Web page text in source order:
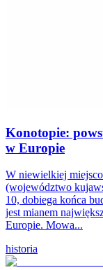
Konotopie:
w Europie
W niewielkiej
(województwo
10, dobiega końca
jest mianem
Europie. Mowa...
historia